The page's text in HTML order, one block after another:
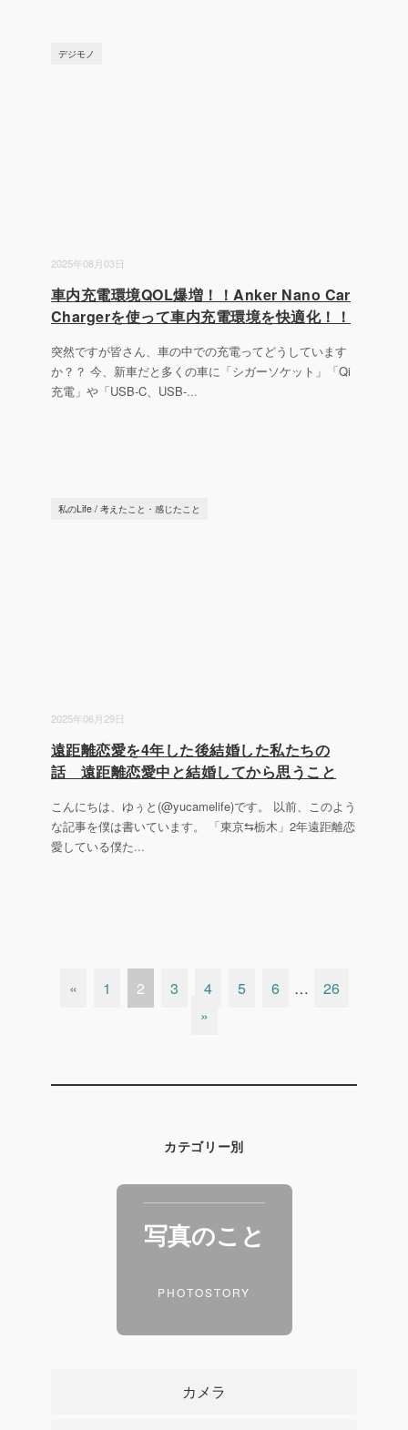
2025年08月03日
デジモノ
車内充電環境QOL爆増！！Anker Nano Car
Chargerを使って車内充電環境を快適化！！
突然ですが皆さん、車の中での充電ってどうしています
か？？ 今、新車だと多くの車に「シガーソケット」「Qi
充電」や「USB-C、USB-...
2025年06月29日
私のLife / 考えたこと・感じたこと
遠距離恋愛を4年した後結婚した私たちの
話 遠距離恋愛中と結婚してから思うこと
こんにちは、ゆぅと(@yucamelife)です。 以前、このよう
な記事を僕は書いています。 「東京⇆栃木」2年遠距離恋
愛している僕た...
« 1 2 3 4 5 6 …
26
»
カテゴリー別
写真のこと
PHOTOSTORY
カメラ